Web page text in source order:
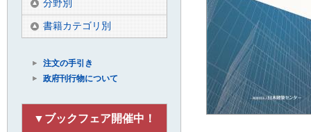
分野別
書籍カテゴリ別
注文の手引き
政府刊行物について
▼ブックフェア開催中！